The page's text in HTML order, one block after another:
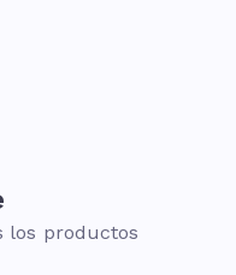
los productos